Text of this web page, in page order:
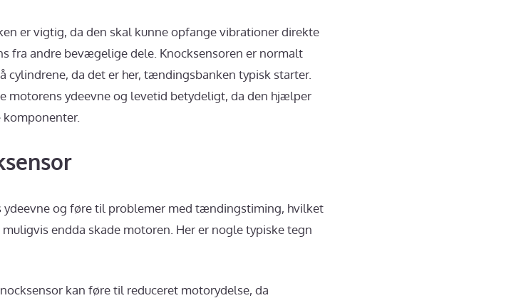
er vigtig, da den skal kunne opfange vibrationer direkte
fra andre bevægelige dele. Knocksensoren er normalt
da det er her, tændingsbanken typisk starter.
motorens ydeevne og levetid betydeligt, da den hjælper
ydeevne og føre til problemer med tændingstiming, hvilket
endda skade motoren. Her er nogle typiske tegn
kan føre til reduceret motorydelse, da